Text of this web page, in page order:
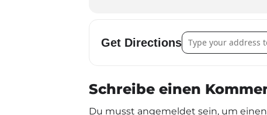
Get DirectionsAddress -
Schreibe einen
Du musst angemeldet sein, um